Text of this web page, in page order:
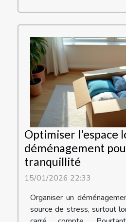
Optimiser l'espace
déménagement
tranquillité
15/01/2026 22:33
Organiser un
source de stress, surtout